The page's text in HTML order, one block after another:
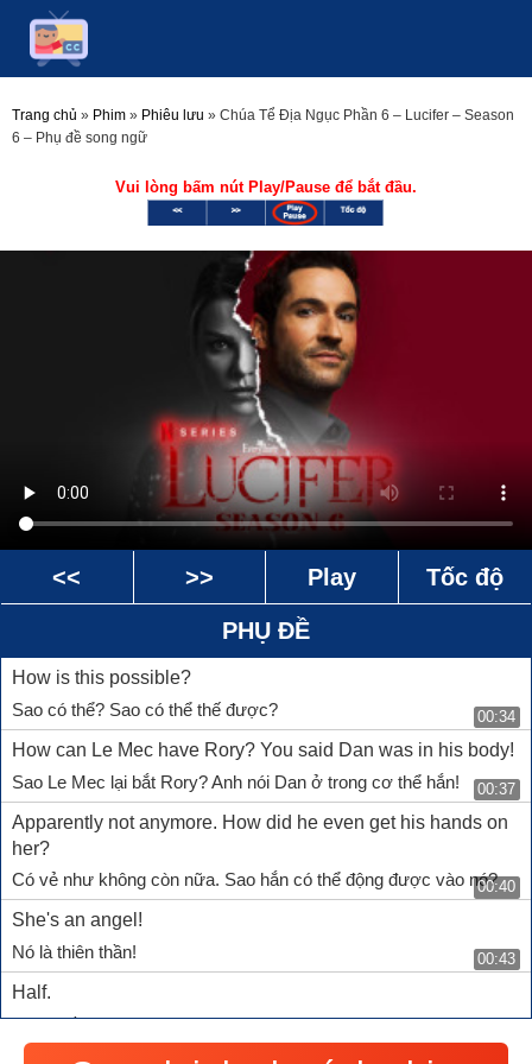
Trang chủ » Phim » Phiêu lưu » Chúa Tể Địa Ngục Phần 6 – Lucifer – Season
6 – Phụ đề song ngữ
Vui lòng bấm nút Play/Pause để bắt đầu.
PHỤ ĐỀ
How is this possible?
Sao có thể? Sao có thể thế được?
00:34
How can Le Mec have Rory? You said Dan was in his body!
Sao Le Mec lại bắt Rory? Anh nói Dan ở trong cơ thể hắn!
00:37
Apparently not anymore. How did he even get his hands on
her?
Có vẻ như không còn nữa. Sao hắn có thể động được vào nó?00:40
She's an angel!
Nó là thiên thần!
00:43
Half.
Thiên thần lai.
<< >> Play Tốc độ